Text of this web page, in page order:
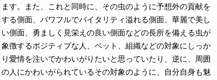
ます。また、これと同時に、その虫のように予想外の貢献を
する側面、パワフルでバイタリティ溢れる側面、華麗で美し
い側面、勇ましく見栄えの良い側面などの長所を備える虫が
象徴するポジティブな人、ペット、組織などの対象にしっか
り愛情を注いでかわいがりたいと思っていたり、逆に、周囲
の人にかわいがられているその対象のように、自分自身も魅